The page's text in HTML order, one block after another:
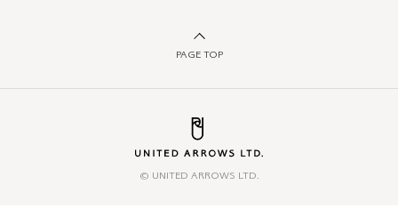
PAGE TOP
© UNITED ARROWS LTD.